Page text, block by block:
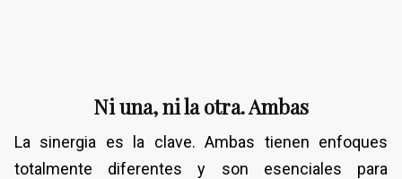
Ni una, ni la otra. Ambas
La sinergia es la clave. Ambas tienen enfoques
totalmente diferentes y son esenciales para